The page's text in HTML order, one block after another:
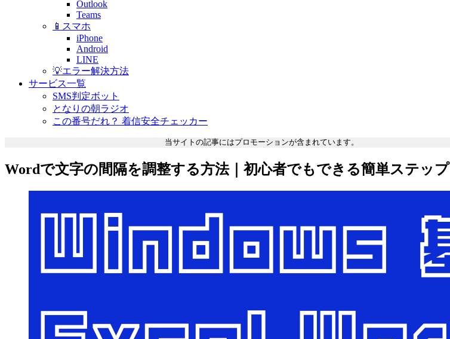
Outlook
Teams
📱スマホ
iPhone
Android
LINE
💡エラー解決方法
サービス一覧
SMS判定ボット
となりの朝ラジオ
この番号だれ？ 着信安全チェッカー
当サイトの記事にはプロモーションが含まれています。
Wordで文字の間隔を調整する方法｜初心者でもできる簡単ステップ